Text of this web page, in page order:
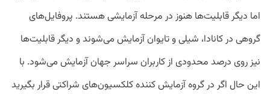
اما دیگر قابلیت‌ها هنوز در مرحله آزمایشی هستند. پروفایل‌های
گروهی در کانادا، شیلی و تایوان آزمایش می‌شوند و دیگر قابلیت‌ها
نیز روی درصد محدودی از کاربران سراسر جهان آزمایش می‌شود. با
این حال اگر در گروه آزمایش کننده کلکسیون‌های شراکتی قرار بگیرید